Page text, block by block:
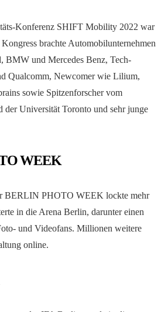
Konferenz SHIFT Mobility 2022 war
brachte Automobilunternehmen
BMW und Mercedes Benz, Tech-
Qualcomm, Newcomer wie Lilium,
sowie Spitzenforscher vom
der Universität Toronto und sehr junge
WEEK
BERLIN PHOTO WEEK lockte mehr
in die Arena Berlin, darunter einen
und Videofans. Millionen weitere
online.